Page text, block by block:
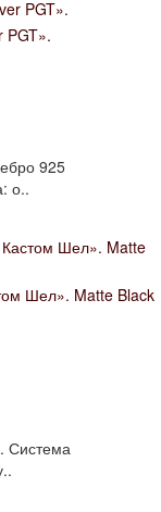
PGT».
925
о..
Шел». Matte Black
Система